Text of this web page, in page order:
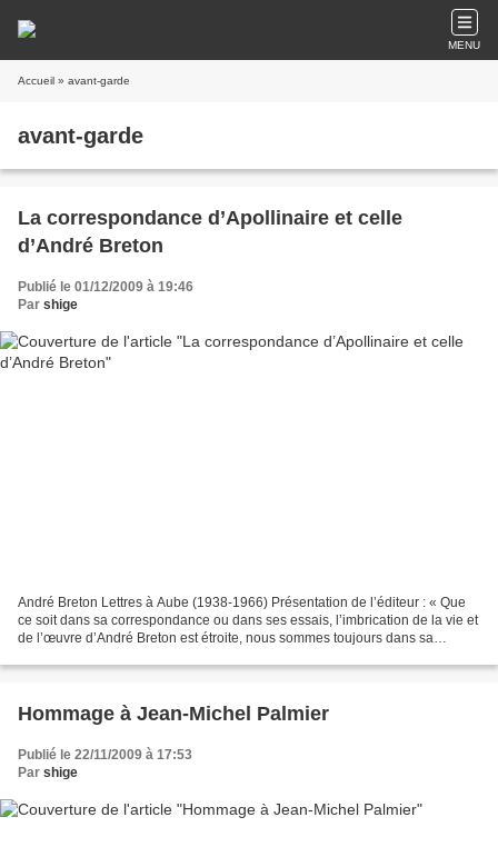
MENU
Accueil » avant-garde
avant-garde
La correspondance d’Apollinaire et celle
d’André Breton
Publié le 01/12/2009 à 19:46
Par shige
André Breton Lettres à Aube (1938-1966) Présentation de l’éditeur : « Que
ce soit dans sa correspondance ou dans ses essais, l’imbrication de la vie et
de l’œuvre d’André Breton est étroite, nous sommes toujours dans sa
Hommage à Jean-Michel Palmier
Publié le 22/11/2009 à 17:53
Par shige